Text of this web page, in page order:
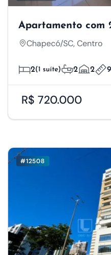
Apartamento com
Chapecó/SC, Centro
2(1 suíte) 2 2
R$ 720.000
#12508